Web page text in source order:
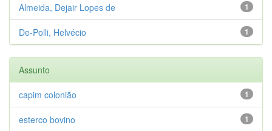
1
Almeida, Dejair Lopes de
1
De-Polli, Helvécio
Assunto
1
capim colonião
1
esterco bovino